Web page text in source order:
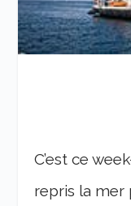
C’est ce
repris la mer